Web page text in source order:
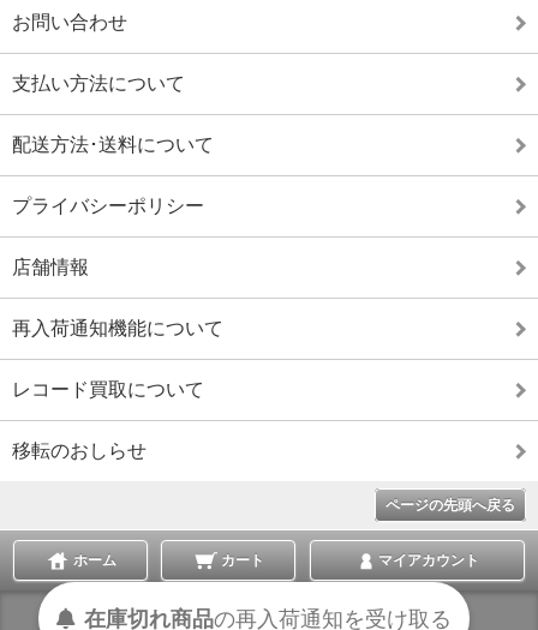
お問い合わせ
支払い方法について
配送方法･送料について
プライバシーポリシー
店舗情報
再入荷通知機能について
レコード買取について
移転のおしらせ
ページの先頭へ戻る
ホーム カート マイアカウント
在庫切れ商品の再入荷通知を受け取る